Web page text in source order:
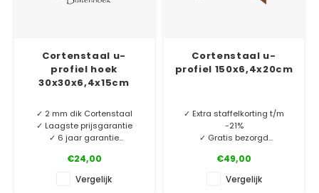
Cortenstaal u-
profiel hoek
30x30x6,4x15cm
✓ 2 mm dik Cortenstaal
✓ Laagste prijsgarantie
✓ 6 jaar garantie
Cortenstaal u-profiel
hoekstukken. O.a. te
gebruiken als borderrand of
€24,00
Vergelijk
Cortenstaal u-
profiel 150x6,4x20cm
✓ Extra staffelkorting t/m
-21%
✓ Gratis bezorgd
✓ 10 jaar garantie
MINIMALE AFNAME 5 STUKS.
€49,00
Vergelijk